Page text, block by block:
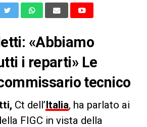
«Abbiamo
i reparti» Le
tecnico
Ct dell’Italia, ha parlato ai
FIGC in vista della